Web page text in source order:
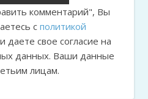
комментарий", Вы
с политикой
и даете свое согласие на
данных. Ваши данные
лицам.